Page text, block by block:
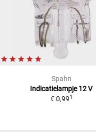
Spahn
Indicatielampje 12 V
€ 0,991